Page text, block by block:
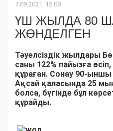
7.09.2021, 12:08
ҮШ ЖЫЛДА 80
ЖӨНДЕЛГЕН
Тәуелсіздік жылдары
саны 122% пайызға
құраған. Сонау 90-
Ақсай қаласында 25
болса, бүгінде бұл
құрайды.